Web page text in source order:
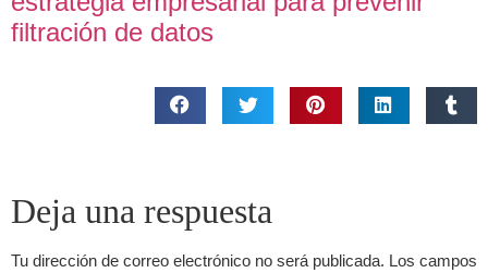
filtración de datos
Deja una respuesta
Tu dirección de correo electrónico no será publicada. Los campos